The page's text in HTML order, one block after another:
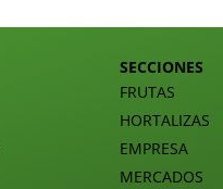
SECCIONES
FRUTAS
HORTALIZAS
EMPRESA
MERCADOS